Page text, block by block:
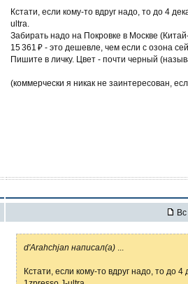
Кстати, если кому-то вдруг надо, то до 4
ultra.
Забирать надо на Покровке в Москве
15 361 ₽ - это дешевле, чем если с озона
Пишите в личку. Цвет - почти черный
(коммерчески я никак не заинтересован,
d'Arahchjan написал(а)
Кстати, если кому-то вдруг надо, то